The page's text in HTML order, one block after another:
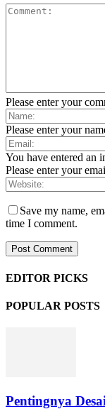
Please enter your
Please enter your
You have entered an
Please enter your
Save my name,
time I comment.
EDITOR PICKS
POPULAR POSTS
Pentingnya